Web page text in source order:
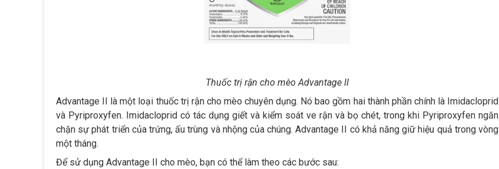
Thuốc trị rận cho mèo Advantage II
Advantage II là một loại thuốc trị rận cho mèo chuyên dụng. Nó bao gồm hai thành phần chính là Imidacloprid
và Pyriproxyfen. Imidacloprid có tác dụng giết và kiểm soát ve rận và bọ chét, trong khi Pyriproxyfen ngăn
chặn sự phát triển của trứng, ấu trùng và nhộng của chúng. Advantage II có khả năng giữ hiệu quả trong vòng
một tháng.
Để sử dụng Advantage II cho mèo, bạn có thể làm theo các bước sau: